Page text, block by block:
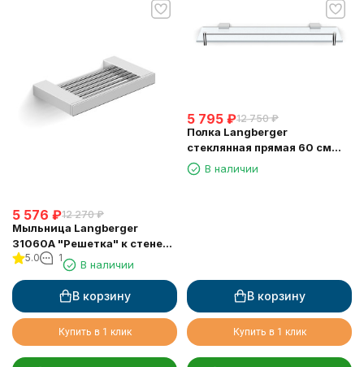
5 576 ₽12 270 ₽
Мыльница Langberger
31060A "Решетка" к стене
хромированная
5.0 1
В наличии
В корзину
Купить в 1 клик
5 795 ₽12 750 ₽
Полка Langberger
стеклянная прямая 60 см
11351EВ наличии
В корзину
Купить в 1 клик